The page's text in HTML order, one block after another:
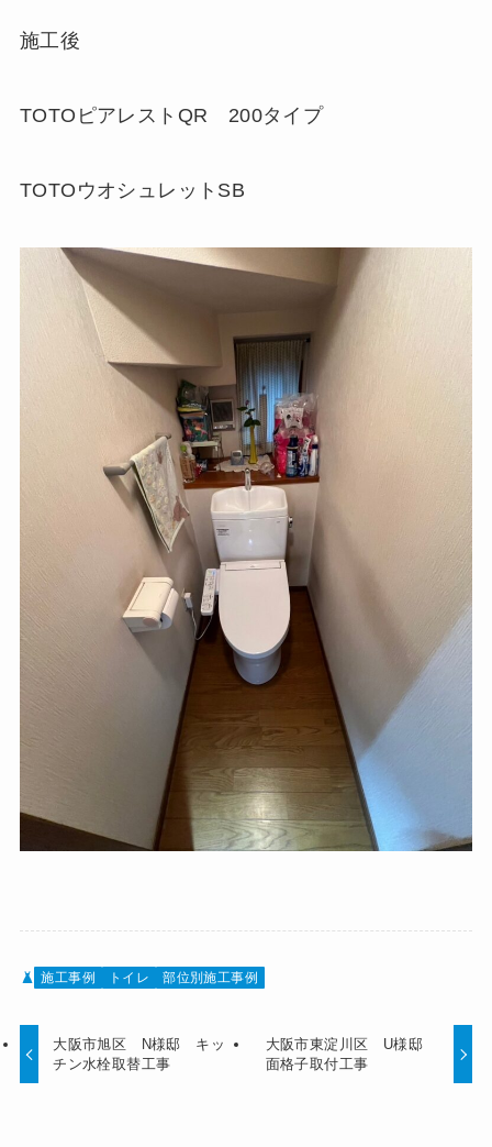
施工後
TOTOピアレストQR 200タイプ
TOTOウオシュレットSB
施工事例 トイレ 部位別施工事例
大阪市旭区 N様邸 キッ
チン水栓取替工事
大阪市東淀川区 U様邸
面格子取付工事